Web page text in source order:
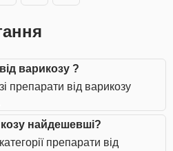
варикозу ?
препарати від варикозу
найдешевші?
препарати від